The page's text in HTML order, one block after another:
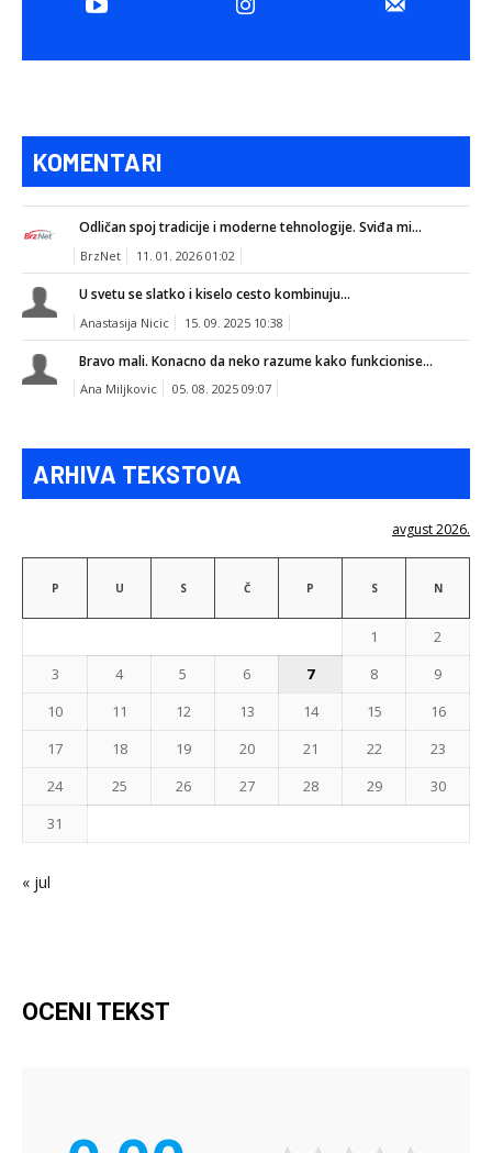
KOMENTARI
Odličan spoj tradicije i moderne tehnologije. Sviđa mi...
BrzNet 11. 01. 2026 01:02
U svetu se slatko i kiselo cesto kombinuju...
Anastasija Nicic 15. 09. 2025 10:38
Bravo mali. Konacno da neko razume kako funkcionise...
Ana Miljkovic 05. 08. 2025 09:07
ARHIVA TEKSTOVA
avgust 2026.
P U S Č P S N
1
2
3
4 5 6 7 8
9
10
11 12 13 14 15
16
17
18 19 20 21 22
23
24
25 26 27 28 29
30
31
« jul
OCENI TEKST